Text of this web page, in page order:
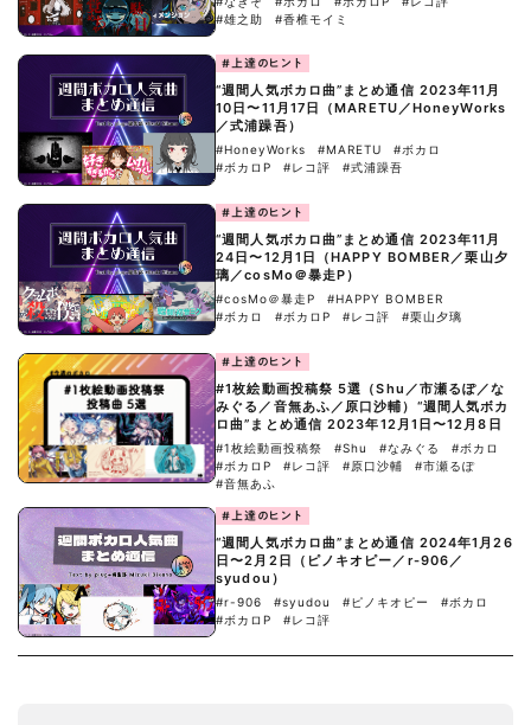
#雄之助
#香椎モイミ
#上達のヒント
“週間人気ボカロ曲”まとめ通信 2023年11月
10日〜11月17日（MARETU／HoneyWorks
／式浦躁吾）
#HoneyWorks #MARETU
#ボカロ
#ボカロP
#レコ評 #式浦躁吾
#上達のヒント
“週間人気ボカロ曲”まとめ通信 2023年11月
24日〜12月1日（HAPPY BOMBER／栗山夕
璃／cosMo＠暴走P）
#cosMo＠暴走P
#HAPPY BOMBER
#ボカロ
#ボカロP #レコ評 #栗山夕璃
#上達のヒント
#1枚絵動画投稿祭 5選（Shu／市瀬るぽ／な
みぐる／音無あふ／原口沙輔）“週間人気ボカ
ロ曲”まとめ通信 2023年12月1日〜12月8日
#1枚絵動画投稿祭 #Shu #なみぐる
#ボカロ
#ボカロP
#レコ評 #原口沙輔
#市瀬るぽ
#音無あふ
#上達のヒント
“週間人気ボカロ曲”まとめ通信 2024年1月26
日〜2月2日（ピノキオピー／r-906／
syudou）
#r-906 #syudou #ピノキオピー
#ボカロ
#ボカロP
#レコ評